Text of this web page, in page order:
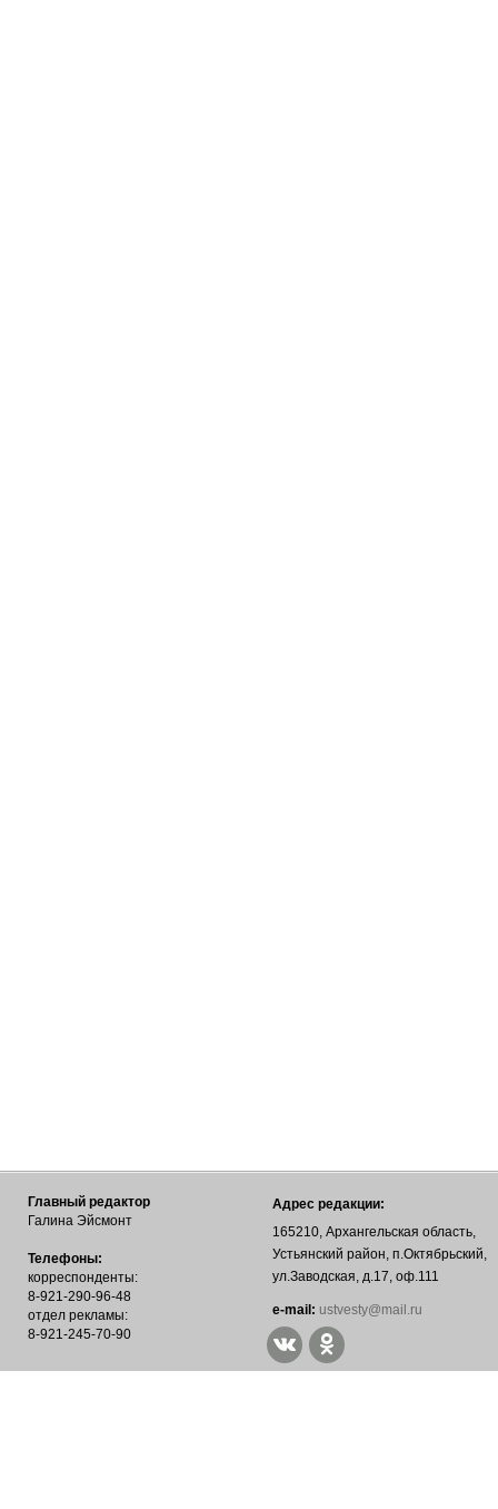
Главный редактор
Галина Эйсмонт
Телефоны:
корреспонденты:
8-921-290-96-48
отдел рекламы:
8-921-245-70-90
Адрес редакции:
165210, Архангельская область,
Устьянский район, п.Октябрьский,
ул.Заводская, д.17, оф.111
е-mail: ustvesty@mail.ru